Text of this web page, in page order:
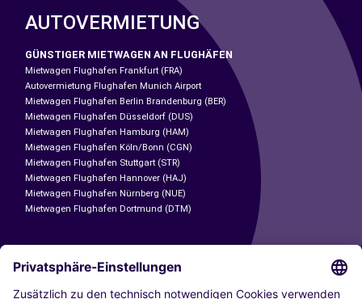
AUTOVERMIETUNG
GÜNSTIGER MIETWAGEN AN FLUGHÄFEN
Mietwagen Flughafen Frankfurt (FRA)
Autovermietung Flughafen Munich Airport
Mietwagen Flughafen Berlin Brandenburg (BER)
Mietwagen Flughafen Düsseldorf (DUS)
Mietwagen Flughafen Hamburg (HAM)
Mietwagen Flughafen Köln/Bonn (CGN)
Mietwagen Flughafen Stuttgart (STR)
Mietwagen Flughafen Hannover (HAJ)
Mietwagen Flughafen Nürnberg (NUE)
Mietwagen Flughafen Dortmund (DTM)
CARSHARING
UNSERE STÄDTE